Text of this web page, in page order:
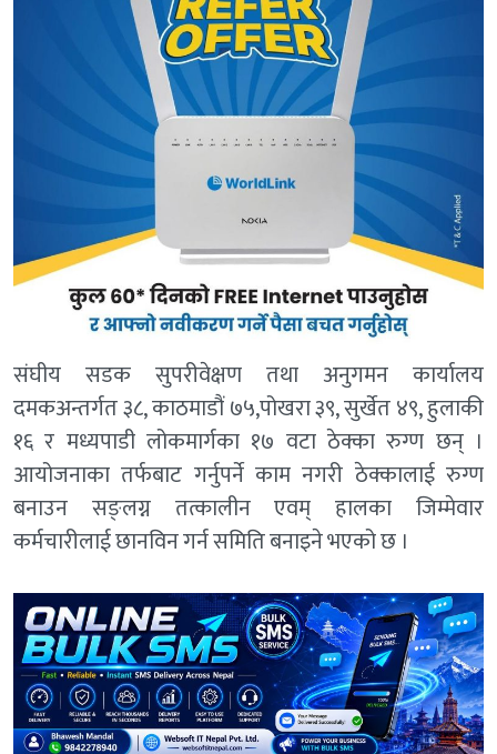
संघीय सडक सुपरीवेक्षण तथा अनुगमन कार्यालय
दमकअन्तर्गत ३८, काठमाडौं ७५,पोखरा ३९, सुर्खेत ४९, हुलाकी
१६ र मध्यपाडी लोकमार्गका १७ वटा ठेक्का रुग्ण छन् ।
आयोजनाका तर्फबाट गर्नुपर्ने काम नगरी ठेक्कालाई रुग्ण
बनाउन सङ्लग्न तत्कालीन एवम् हालका जिम्मेवार
कर्मचारीलाई छानविन गर्न समिति बनाइने भएको छ ।